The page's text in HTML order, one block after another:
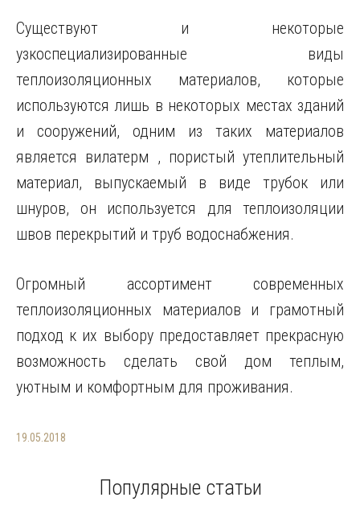
Существуют и некоторые
узкоспециализированные виды
теплоизоляционных материалов, которые
используются лишь в некоторых местах зданий
и сооружений, одним из таких материалов
является вилатерм , пористый утеплительный
материал, выпускаемый в виде трубок или
шнуров, он используется для теплоизоляции
швов перекрытий и труб водоснабжения.
Огромный ассортимент современных
теплоизоляционных материалов и грамотный
подход к их выбору предоставляет прекрасную
возможность сделать свой дом теплым,
уютным и комфортным для проживания.
19.05.2018
Популярные статьи